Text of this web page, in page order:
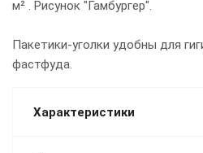
м² . Рисунок "Гамбургер".
Пакетики-уголки удобны для
фастфуда.
Характеристики